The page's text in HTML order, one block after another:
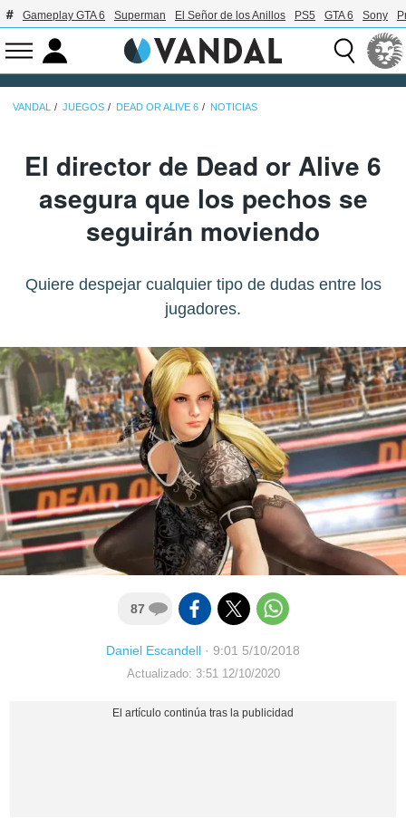
Gameplay GTA 6 Superman El Señor de los Anillos PS5 GTA 6 Sony
VANDAL JUEGOS DEAD OR ALIVE 6 NOTICIAS
El director de Dead or Alive 6
asegura que los pechos se
seguirán moviendo
Quiere despejar cualquier tipo de dudas entre los
jugadores.
87
Daniel Escandell · 9:01 5/10/2018
Actualizado: 3:51 12/10/2020